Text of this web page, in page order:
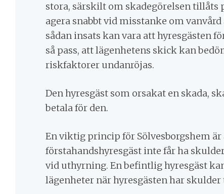
stora, särskilt om skadegörelsen tillåts
agera snabbt vid misstanke om
sådan insats kan vara att hyresgästen
så pass, att lägenhetens skick kan
riskfaktorer undanröjas.
Den hyresgäst som orsakat en skada,
betala för den.
En viktig princip för Sölvesborgshem
förstahandshyresgäst inte får ha
vid uthyrning. En befintlig hyresgäst
lägenheter när hyresgästen har